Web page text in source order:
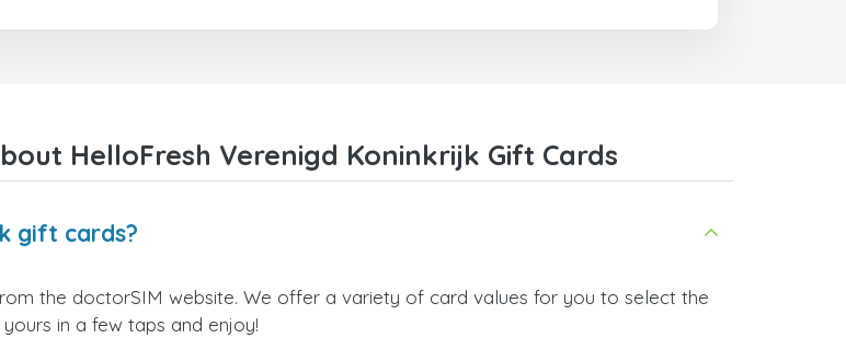
HelloFresh Verenigd Koninkrijk Gift Cards
gift cards?
the doctorSIM website. We offer a variety of card values for you to select the
in a few taps and enjoy!